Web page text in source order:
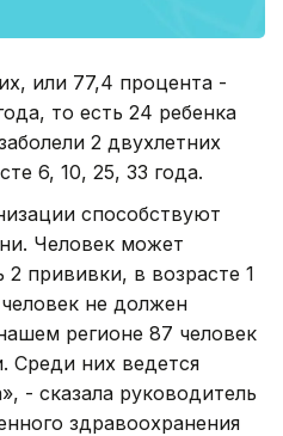
или 77,4 процента -
то есть 24 ребенка
2 двухлетних
6, 10, 25, 33 года.
способствуют
Человек может
прививки, в возрасте 1
не должен
регионе 87 человек
Среди них ведется
- сказала руководитель
здравоохранения